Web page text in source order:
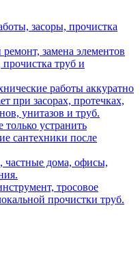
засоры, прочистка
замена элементов
труб и
работы аккуратно
при засорах, протечках,
унитазов и труб.
устранить
сантехники после
частные дома, офисы,
тросовое
прочистки труб.